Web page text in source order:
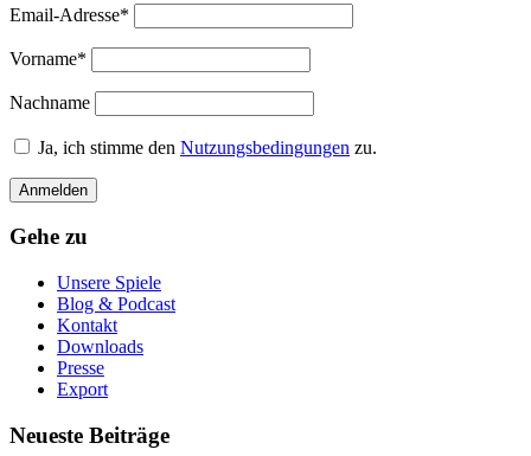
Email-Adresse*
Vorname*
Nachname
Ja, ich stimme den Nutzungsbedingungen zu.
Gehe zu
Unsere Spiele
Blog & Podcast
Kontakt
Downloads
Presse
Export
Neueste Beiträge